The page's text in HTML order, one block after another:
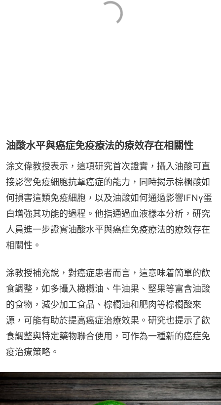
油酸水平與癌症免疫療法的療效存在相關性
涂文偉教授表示，這項研究首次證實，攝入油酸可直
接影響免疫細胞抗擊癌症的能力，同時揭示棕櫚酸如
何損害這類免疫細胞，以及油酸如何通過影響IFNγ蛋
白增強其功能的過程。他指通過血液樣本分析，研究
人員進一步證實油酸水平與癌症免疫療法的療效存在
相關性。
涂教授補充說，對癌症患者而言，這意味着簡單的飲
食調整，如多攝入橄欖油、牛油果、堅果等富含油酸
的食物，減少加工食品、棕櫚油和肥肉等棕櫚酸來
源，可能有助於提高癌症治療效果。研究也提示了飲
食調整與特定藥物聯合使用，可作為一種新的癌症免
疫治療策略。